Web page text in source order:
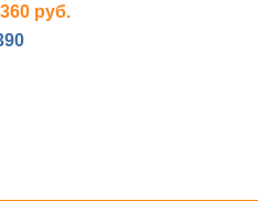
360 руб.